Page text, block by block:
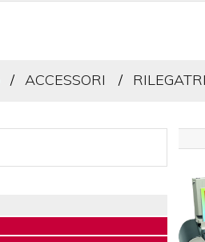
ACCESSORI